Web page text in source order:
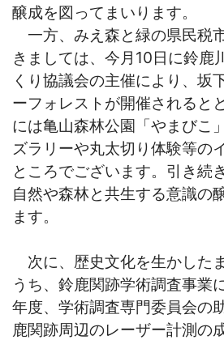
醸成を図ってまいります。
一方、みえ森と緑の県民税
きましては、今月10日に鈴鹿
くり協議会の主催により、坂
ーフォレストが開催されると
には亀山森林公園「やまびこ
ズラリーや丸太切り体験等の
ところでございます。引き続
自然や森林と共生する意識の
ます。
次に、歴史文化を生かした
うち、鈴鹿関跡学術調査事業
年度、学術調査専門委員会の
鹿関跡周辺のレーザー計測の